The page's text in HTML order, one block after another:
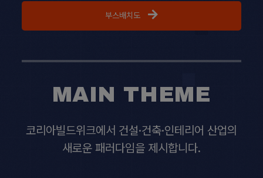
부스배치도
MAIN THEME
코리아빌드위크에서 건설·건축·인테리어 산업의
새로운 패러다임을 제시합니다.